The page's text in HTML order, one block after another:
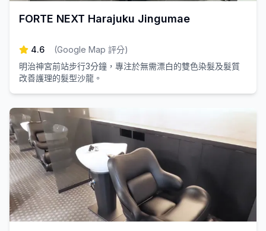
FORTE NEXT Harajuku Jingumae
4.6 (Google Map 評分)
明治神宮前站步行3分鐘，專注於無需漂白的雙色染髮及髮質
改善護理的髮型沙龍。